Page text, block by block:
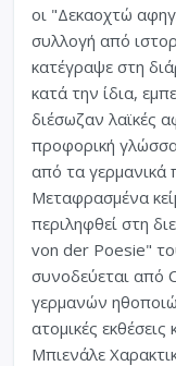
οι "Δεκαοχτώ
συλλογή από
κατέγραψε στη
κατά την ίδια,
διέσωζαν λαϊκές
προφορική
από τα γερμανικά
Μεταφρασμένα
περιληφθεί στη
von der Poesie"
συνοδεύεται από
γερμανών
ατομικές
Μπιενάλε